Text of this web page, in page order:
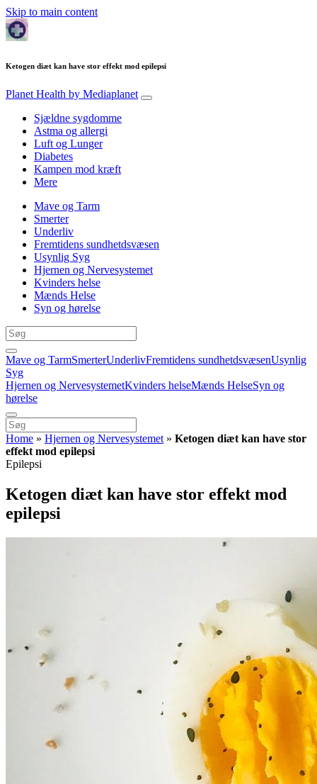
Skip to main content
Ketogen diæt kan have stor effekt mod epilepsi
Planet Health by Mediaplanet
Sjældne sygdomme
Astma og allergi
Luft og Lunger
Diabetes
Kampen mod kræft
Mere
Mave og Tarm
Smerter
Underliv
Fremtidens sundhetdsvæsen
Usynlig Syg
Hjernen og Nervesystemet
Kvinders helse
Mænds Helse
Syn og hørelse
Mave og TarmSmerterUnderlivFremtidens sundhetdsvæsenUsynlig
Syg
Hjernen og NervesystemetKvinders helseMænds HelseSyn og
hørelse
Home » Hjernen og Nervesystemet » Ketogen diæt kan have stor
effekt mod epilepsi
Epilepsi
Ketogen diæt kan have stor effekt mod
epilepsi